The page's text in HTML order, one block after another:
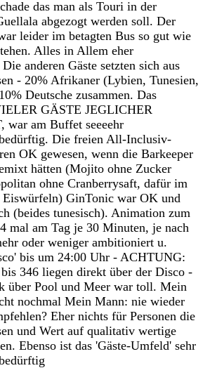
das man als Touri in der
abgezogt werden soll. Der
leider im betagten Bus so gut wie
Alles in Allem eher
anderen Gäste setzten sich aus
- 20% Afrikaner (Lybien, Tunesien,
Deutsche zusammen. Das
GÄSTE JEGLICHER
war am Buffet seeeehr
Die freien All-Inclusiv-
OK gewesen, wenn die Barkeeper
hätten (Mojito ohne Zucker
ohne Cranberrysaft, dafür im
GinTonic war OK und
(beides tunesisch). Animation zum
mal am Tag je 30 Minuten, je nach
oder weniger ambitioniert u.
bis um 24:00 Uhr - ACHTUNG:
346 liegen direkt über der Disco -
über Pool und Meer war toll. Mein
nochmal Mein Mann: nie wieder
Eher nichts für Personen die
und Wert auf qualitativ wertige
Ebenso ist das 'Gäste-Umfeld' sehr